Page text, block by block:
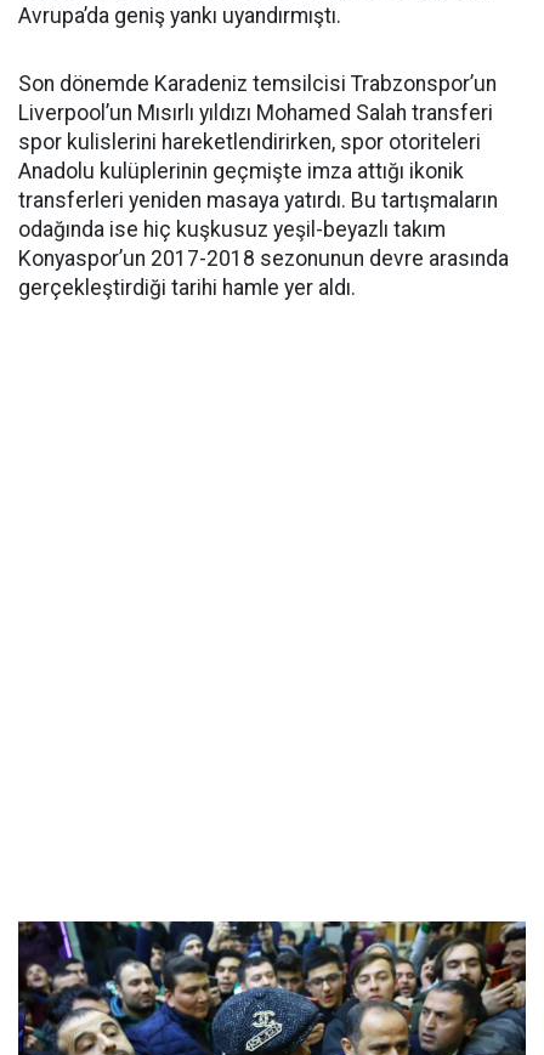
Avrupa’da geniş yankı uyandırmıştı.
Son dönemde Karadeniz temsilcisi Trabzonspor’un
Liverpool’un Mısırlı yıldızı Mohamed Salah transferi
spor kulislerini hareketlendirirken, spor otoriteleri
Anadolu kulüplerinin geçmişte imza attığı ikonik
transferleri yeniden masaya yatırdı. Bu tartışmaların
odağında ise hiç kuşkusuz yeşil-beyazlı takım
Konyaspor’un 2017-2018 sezonunun devre arasında
gerçekleştirdiği tarihi hamle yer aldı.